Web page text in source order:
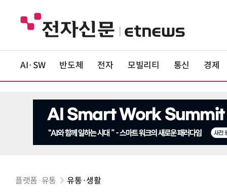
AI·SW 반도체 전자 모빌리티 통신 경제
플랫폼·유통 유통·생활